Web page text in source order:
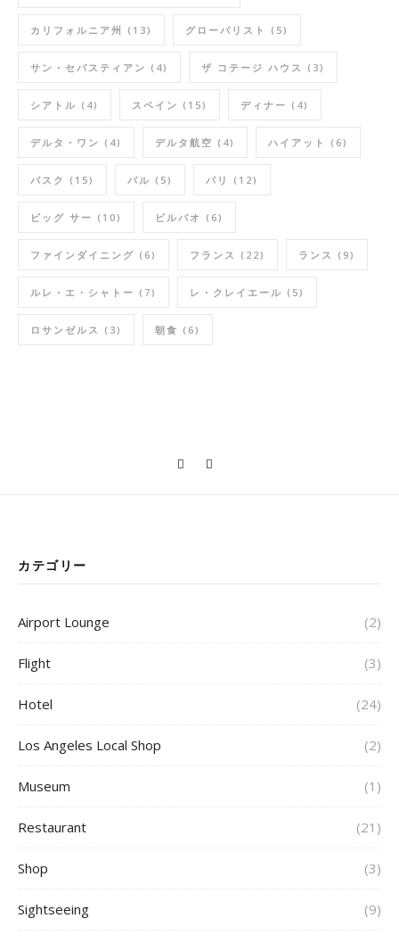
カリフォルニア州 (13) グローバリスト (5)
サン・セバスティアン (4) ザ コテージ ハウス (3)
シアトル (4) スペイン (15) ディナー (4)
デルタ・ワン (4) デルタ航空 (4) ハイアット (6)
バスク (15) バル (5) パリ (12)
ビッグ サー (10) ビルバオ (6)
ファインダイニング (6) フランス (22) ランス (9)
ルレ・エ・シャトー (7) レ・クレイエール (5)
ロサンゼルス (3) 朝食 (6)
カテゴリー
Airport Lounge (2)
Flight (3)
Hotel (24)
Los Angeles Local Shop (2)
Museum (1)
Restaurant (21)
Shop (3)
Sightseeing (9)